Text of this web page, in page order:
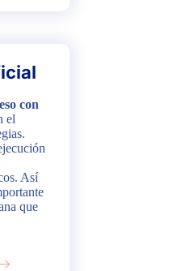
con
el
Así
que